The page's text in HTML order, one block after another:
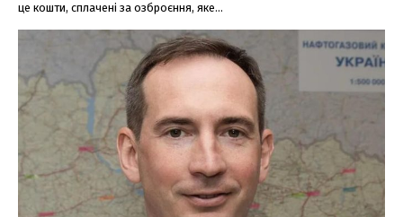
це кошти, сплачені за озброєння, яке...